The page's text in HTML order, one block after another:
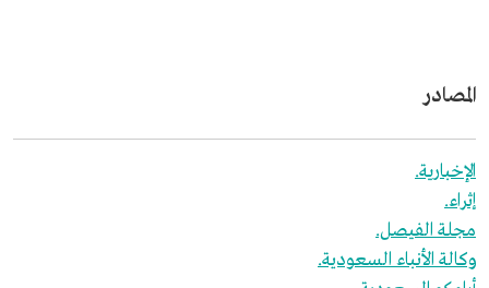
المصادر
الإخبارية.
إثراء.
مجلة الفيصل.
وكالة الأنباء السعودية.